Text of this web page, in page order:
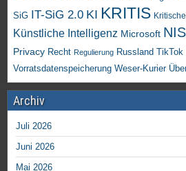
SiG IT-SiG 2.0 KI KRITIS
Künstliche Intelligenz Microsoft
Privacy Recht Regulierung Russland TikTok
Vorratsdatenspeicherung Weser-Kurier
Archiv
Juli 2026
Juni 2026
Mai 2026